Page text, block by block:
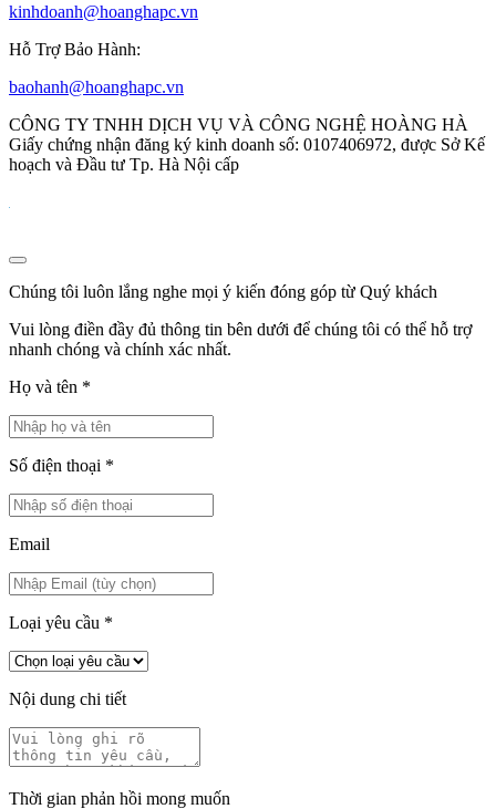
kinhdoanh@hoanghapc.vn
Hỗ Trợ Bảo Hành:
baohanh@hoanghapc.vn
CÔNG TY TNHH DỊCH VỤ VÀ CÔNG NGHỆ HOÀNG HÀ
Giấy chứng nhận đăng ký kinh doanh số: 0107406972, được Sở Kế
hoạch và Đầu tư Tp. Hà Nội cấp
Chúng tôi luôn lắng nghe mọi ý kiến đóng góp từ Quý khách
Vui lòng điền đầy đủ thông tin bên dưới để chúng tôi có thể hỗ trợ
nhanh chóng và chính xác nhất.
Họ và tên *
Số điện thoại *
Email
Loại yêu cầu *
Nội dung chi tiết
Thời gian phản hồi mong muốn